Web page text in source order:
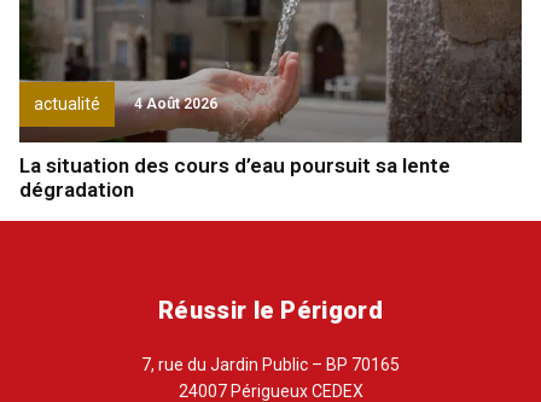
actualité 4 Août 2026
La situation des cours d’eau poursuit sa lente
dégradation
Réussir le Périgord
7, rue du Jardin Public – BP 70165
24007 Périgueux CEDEX